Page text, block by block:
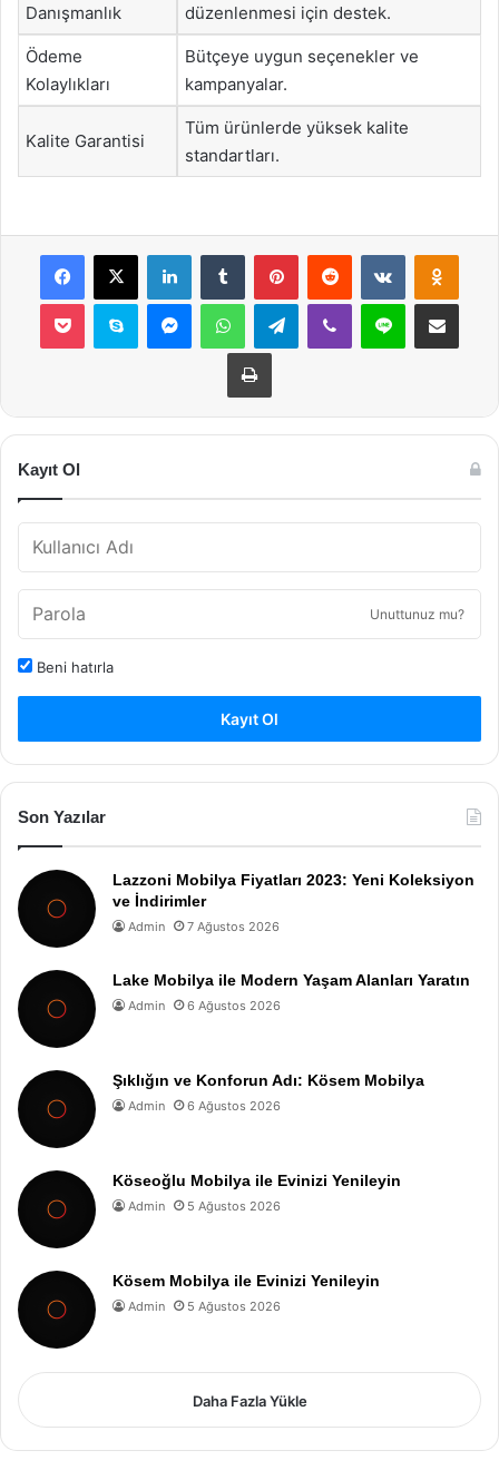
Danışmanlık
düzenlenmesi için destek.
Ödeme
Kolaylıkları
Bütçeye uygun seçenekler ve
kampanyalar.
Kalite Garantisi
Tüm ürünlerde yüksek kalite
standartları.
Facebook
X LinkedInTumblr PinterestReddit VKontakte
Pocket Skype MessengerWhatsAppTelegramViber Line E-Posta ile
Yazdır
Kayıt Ol
Unuttunuz mu?
Beni hatırla
Kayıt Ol
Son Yazılar
Lazzoni Mobilya Fiyatları 2023: Yeni Koleksiyon
ve İndirimler
Admin 7 Ağustos 2026
Lake Mobilya ile Modern Yaşam Alanları Yaratın
Admin 6 Ağustos 2026
Şıklığın ve Konforun Adı: Kösem Mobilya
Admin 6 Ağustos 2026
Köseoğlu Mobilya ile Evinizi Yenileyin
Admin 5 Ağustos 2026
Kösem Mobilya ile Evinizi Yenileyin
Admin 5 Ağustos 2026
Daha Fazla Yükle